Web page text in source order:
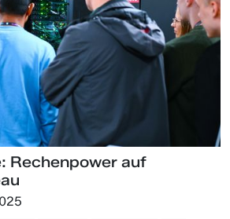
Rechenpower auf